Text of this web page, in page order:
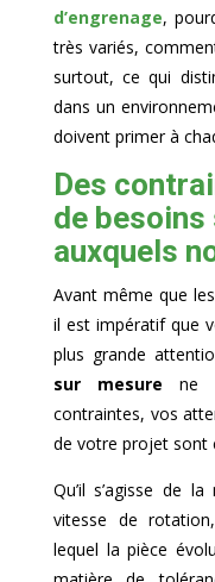
d’engrenage,
très variés,
surtout, ce qui
dans un
doivent primer à
Des
de
auxquels
Avant même que
il est impératif que
plus grande
sur mesure ne
contraintes, vos
de votre projet sont
Qu’il s’agisse de
vitesse de
lequel la pièce